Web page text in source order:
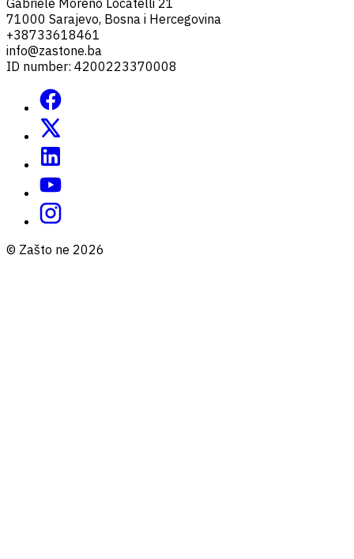
Gabriele Moreno Locatelli 21
71000 Sarajevo, Bosna i Hercegovina
+38733618461
info@zastone.ba
ID number: 4200223370008
© Zašto ne 2026